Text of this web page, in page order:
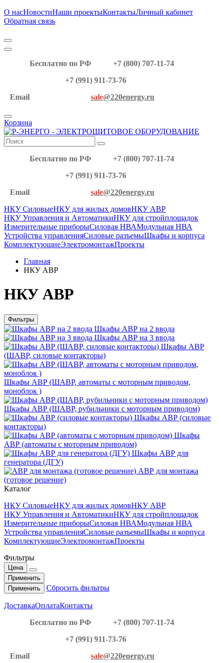
О насНовостиНаши проектыКонтактыЛичный кабинет
Обратная связь
Бесплатно по РФ
+7 (800) 707-11-74
+7 (991) 911-73-76
Email
sale@220energy.ru
Корзина
Бесплатно по РФ
+7 (800) 707-11-74
+7 (991) 911-73-76
Email
sale@220energy.ru
НКУ СиловыеНКУ для жилых домовНКУ АВР
НКУ Управления и АвтоматикиНКУ для стройплощадок
Измерительные приборыСиловая НВАМодульная НВА
Устройства управленияСиловые разъемыШкафы и корпуса
КомплектующиеЭлектромонтажПроекты
Главная
НКУ АВР
НКУ АВР
Фильтры
Шкафы АВР на 2 ввода
Шкафы АВР на 3 ввода
Шкафы АВР
(ШАВР, силовые контакторы)
Шкафы АВР (ШАВР, автоматы с моторным приводом,
моноблок )
Шкафы АВР (ШАВР, рубильники с моторным приводом)
Шкафы АВР (силовые
контакторы)
Шкафы
АВР (автоматы с моторным приводом)
Шкафы АВР для
генератора (ДГУ)
АВР для монтажа
(готовое решение)
Каталог
НКУ СиловыеНКУ для жилых домовНКУ АВР
НКУ Управления и АвтоматикиНКУ для стройплощадок
Измерительные приборыСиловая НВАМодульная НВА
Устройства управленияСиловые разъемыШкафы и корпуса
КомплектующиеЭлектромонтажПроекты
Фильтры
Цена
Применить
Применить
Сбросить фильтры
ДоставкаОплатаКонтакты
Бесплатно по РФ
+7 (800) 707-11-74
+7 (991) 911-73-76
Email
sale@220energy.ru